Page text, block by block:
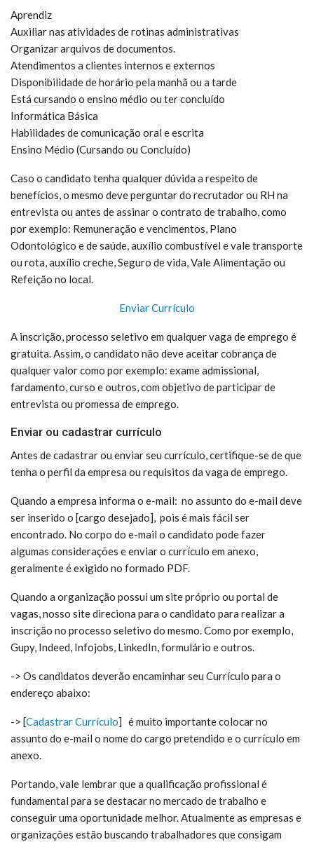
Aprendiz
Auxiliar nas atividades de rotinas administrativas
Organizar arquivos de documentos.
Atendimentos a clientes internos e externos
Disponibilidade de horário pela manhã ou a tarde
Está cursando o ensino médio ou ter concluído
Informática Básica
Habilidades de comunicação oral e escrita
Ensino Médio (Cursando ou Concluído)
Caso o candidato tenha qualquer dúvida a respeito de
benefícios, o mesmo deve perguntar do recrutador ou RH na
entrevista ou antes de assinar o contrato de trabalho, como
por exemplo: Remuneração e vencimentos, Plano
Odontológico e de saúde, auxílio combustível e vale transporte
ou rota, auxílio creche, Seguro de vida, Vale Alimentação ou
Refeição no local.
Enviar Currículo
A inscrição, processo seletivo em qualquer vaga de emprego é
gratuita. Assim, o candidato não deve aceitar cobrança de
qualquer valor como por exemplo: exame admissional,
fardamento, curso e outros, com objetivo de participar de
entrevista ou promessa de emprego.
Enviar ou cadastrar currículo
Antes de cadastrar ou enviar seu currículo, certifique-se de que
tenha o perfil da empresa ou requisitos da vaga de emprego.
Quando a empresa informa o e-mail: no assunto do e-mail deve
ser inserido o [cargo desejado], pois é mais fácil ser
encontrado. No corpo do e-mail o candidato pode fazer
algumas considerações e enviar o currículo em anexo,
geralmente é exigido no formado PDF.
Quando a organização possui um site próprio ou portal de
vagas, nosso site direciona para o candidato para realizar a
inscrição no processo seletivo do mesmo. Como por exemplo,
Gupy, Indeed, Infojobs, LinkedIn, formulário e outros.
-> Os candidatos deverão encaminhar seu Currículo para o
endereço abaixo:
-> [Cadastrar Currículo] é muito importante colocar no
assunto do e-mail o nome do cargo pretendido e o currículo em
anexo.
Portando, vale lembrar que a qualificação profissional é
fundamental para se destacar no mercado de trabalho e
conseguir uma oportunidade melhor. Atualmente as empresas e
organizações estão buscando trabalhadores que consigam